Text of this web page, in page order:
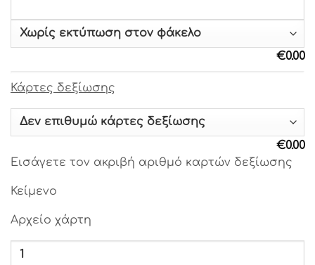
Γραμματοσειρά 22
Γραμματοσειρά 24
Γραμματοσειρά 26
Γραμματοσειρά 27
€0.00
Κάρτες δεξίωσης
€0.00
Εισάγετε τον ακριβή αριθμό καρτών δεξίωσης
Κείμενο
Αρχείο χάρτη